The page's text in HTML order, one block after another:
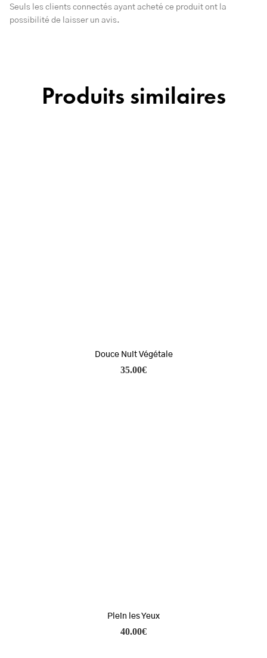
Seuls les clients connectés ayant acheté ce produit ont la
possibilité de laisser un avis.
Produits similaires
Douce Nuit Végétale
35.00€
Plein les Yeux
40.00€